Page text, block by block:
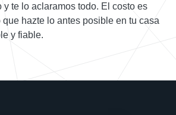
y te lo aclaramos todo. El costo es
hazte lo antes posible en tu casa
y fiable.